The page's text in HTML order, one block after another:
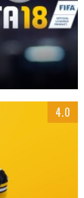
4.0